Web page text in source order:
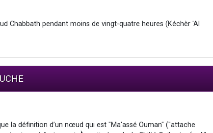
Chabbath pendant moins de vingt-quatre heures (Kéchèr 'Al
la définition d’un nœud qui est "Ma'assé Ouman" ("attache